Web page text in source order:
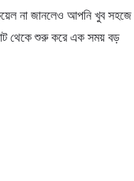
না জানলেও আপনি খুব সহজে
থেকে শুরু করে এক সময় বড়